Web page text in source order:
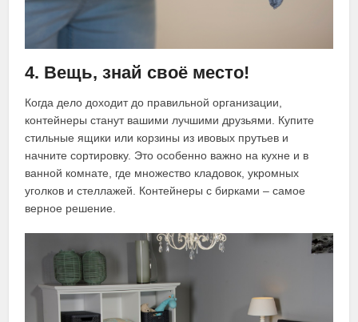
4. Вещь, знай своё место!
Когда дело доходит до правильной организации,
контейнеры станут вашими лучшими друзьями. Купите
стильные ящики или корзины из ивовых прутьев и
начните сортировку. Это особенно важно на кухне и в
ванной комнате, где множество кладовок, укромных
уголков и стеллажей. Контейнеры с бирками – самое
верное решение.